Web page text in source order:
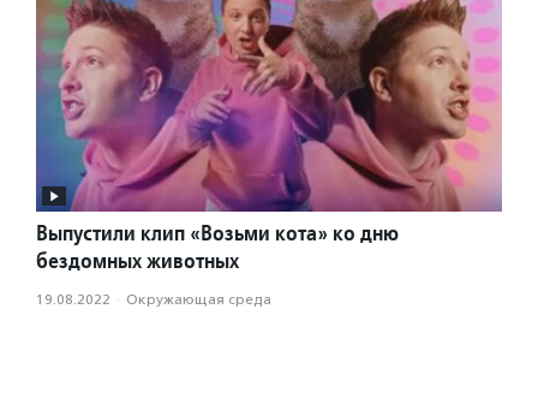
Выпустили клип «Возьми кота» ко дню
бездомных животных
19.08.2022 · Окружающая среда